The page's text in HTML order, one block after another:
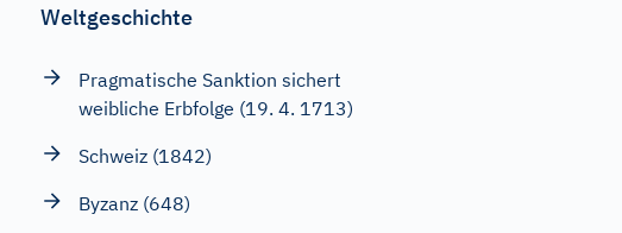
Weltgeschichte
Pragmatische Sanktion sichert
weibliche Erbfolge (19. 4. 1713)
Schweiz (1842)
Byzanz (648)